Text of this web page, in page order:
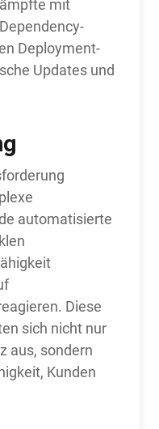
mit
Deployment-
Updates und
automatisierte
Diese
sich nicht nur
aus, sondern
Kunden